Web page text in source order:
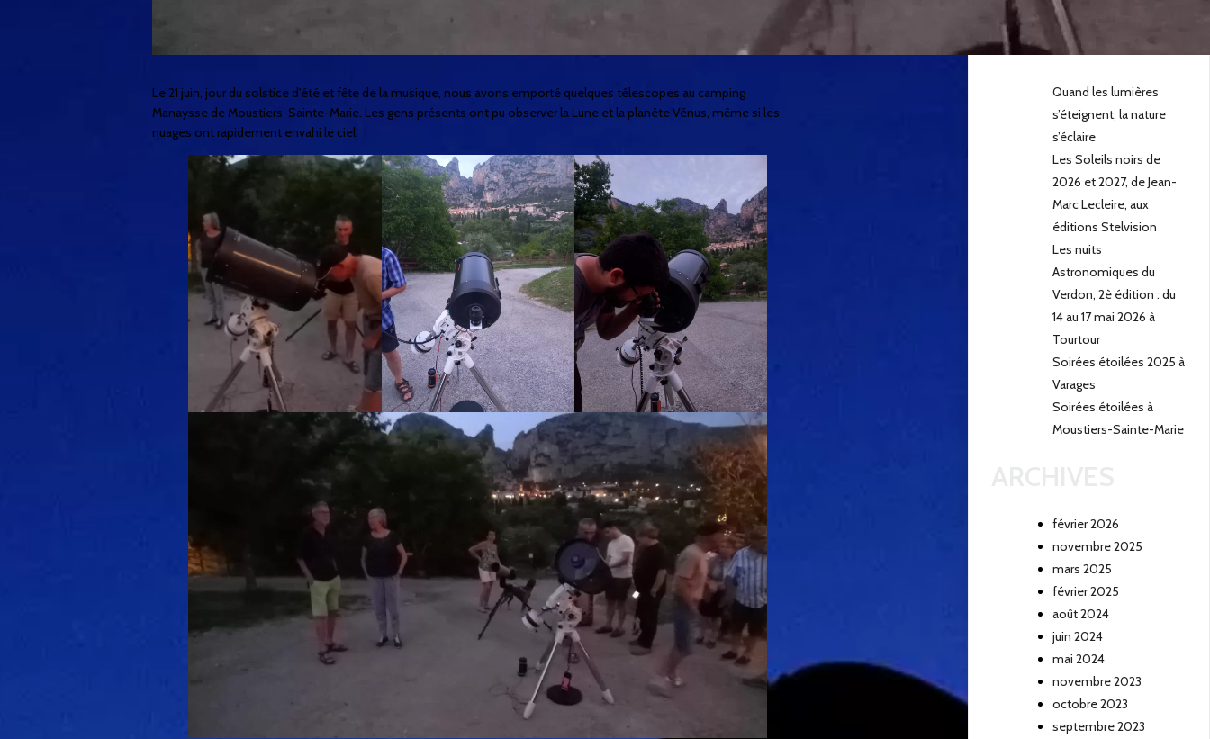
Le 21 juin, jour du solstice d'été et fête de la musique, nous avons emporté quelques télescopes aucamping
Manaysse de Moustiers-Sainte-Marie. Les gens présents ont pu observer la Lune et la planète Vénus, même si les
nuages ont rapidement envahi le ciel.
PUBLICATIONS
RÉCENTES
Quand les lumières
s’éteignent, la nature
s’éclaire
Les Soleils noirs de
2026 et 2027, de Jean-
Marc Lecleire, aux
éditions Stelvision
Les nuits
Astronomiques du
Verdon, 2è édition : du
14 au 17 mai 2026 à
Tourtour
Soirées étoilées 2025 à
Varages
Soirées étoilées à
Moustiers-Sainte-Marie
février 2026
novembre 2025
mars 2025
février 2025
août 2024
juin 2024
mai 2024
novembre 2023
octobre 2023
septembre 2023